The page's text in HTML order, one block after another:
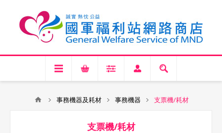
事務機器及耗材 事務機器 支票機/耗材
支票機/耗材